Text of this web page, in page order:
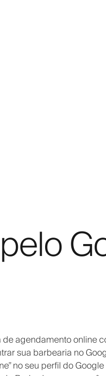
agendamento online
sua barbearia no
no seu perfil do